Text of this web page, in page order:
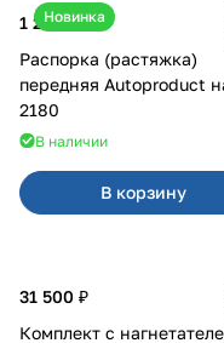
Новинка
1 250 ₽
Распорка (растяжка)
передняя Autoproduct
2180
В наличии
В корзину
31 500 ₽
Комплект с